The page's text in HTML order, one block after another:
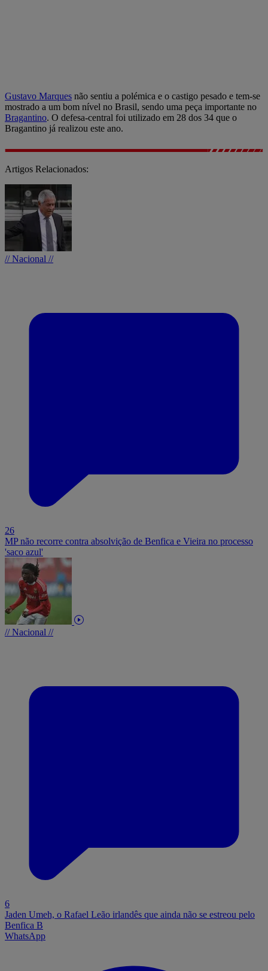
Gustavo Marques não sentiu a polémica e o castigo pesado e tem-se
mostrado a um bom nível no Brasil, sendo uma peça importante no
Bragantino. O defesa-central foi utilizado em 28 dos 34 que o
Bragantino já realizou este ano.
Artigos Relacionados:
// Nacional //
26
MP não recorre contra absolvição de Benfica e Vieira no processo
'saco azul'
// Nacional //
6
Jaden Umeh, o Rafael Leão irlandês que ainda não se estreou pelo
Benfica B
WhatsApp